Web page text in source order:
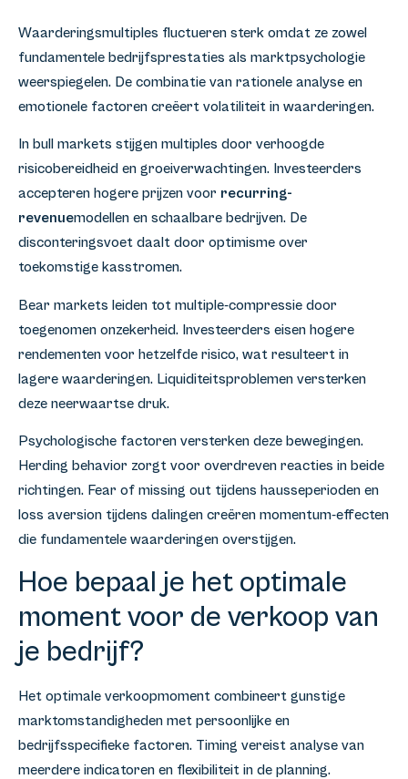
Waarderingsmultiples fluctueren sterk omdat ze zowel
fundamentele bedrijfsprestaties als marktpsychologie
weerspiegelen. De combinatie van rationele analyse en
emotionele factoren creëert volatiliteit in waarderingen.
In bull markets stijgen multiples door verhoogde
risicobereidheid en groeiverwachtingen. Investeerders
accepteren hogere prijzen voor recurring-
revenuemodellen en schaalbare bedrijven. De
disconteringsvoet daalt door optimisme over
toekomstige kasstromen.
Bear markets leiden tot multiple-compressie door
toegenomen onzekerheid. Investeerders eisen hogere
rendementen voor hetzelfde risico, wat resulteert in
lagere waarderingen. Liquiditeitsproblemen versterken
deze neerwaartse druk.
Psychologische factoren versterken deze bewegingen.
Herding behavior zorgt voor overdreven reacties in beide
richtingen. Fear of missing out tijdens hausseperioden en
loss aversion tijdens dalingen creëren momentum-effecten
die fundamentele waarderingen overstijgen.
Hoe bepaal je het optimale
moment voor de verkoop van
je bedrijf?
Het optimale verkoopmoment combineert gunstige
marktomstandigheden met persoonlijke en
bedrijfsspecifieke factoren. Timing vereist analyse van
meerdere indicatoren en flexibiliteit in de planning.